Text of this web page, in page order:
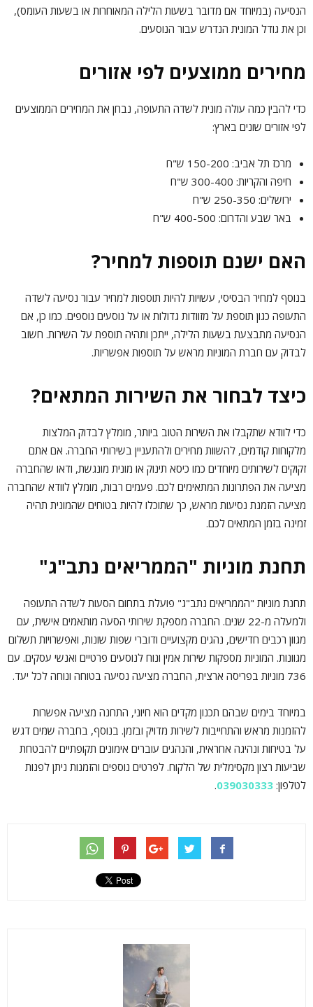
הנסיעה (במיוחד אם מדובר בשעות הלילה המאוחרות או בשעות העומס),
וכן את גודל המונית הנדרש עבור הנוסעים.
מחירים ממוצעים לפי אזורים
כדי להבין כמה עולה מונית לשדה התעופה, נבחן את המחירים הממוצעים
לפי אזורים שונים בארץ:
מרכז תל אביב: 150-200 ש"ח
חיפה והקריות: 300-400 ש"ח
ירושלים: 250-350 ש"ח
באר שבע והדרום: 400-500 ש"ח
האם ישנם תוספות למחיר?
בנוסף למחיר הבסיסי, עשויות להיות תוספות למחיר עבור נסיעה לשדה
התעופה כגון תוספת על מזוודות גדולות או על נוסעים נוספים. כמו כן, אם
הנסיעה מתבצעת בשעות הלילה, ייתכן ותהיה תוספת על השירות. חשוב
לבדוק עם חברת המוניות מראש על תוספות אפשריות.
כיצד לבחור את השירות המתאים?
כדי לוודא שתקבלו את השירות הטוב ביותר, מומלץ לבדוק המלצות
מלקוחות קודמים, להשוות מחירים ולהתעניין בשירותי החברה. אם אתם
זקוקים לשירותים מיוחדים כמו כיסא תינוק או מונית מונגשת, ודאו שהחברה
מציעה את הפתרונות המתאימים לכם. פעמים רבות, מומלץ לוודא שהחברה
מציעה הזמנת נסיעות מראש, כך שתוכלו להיות בטוחים שהמונית תהיה
זמינה בזמן המתאים לכם.
תחנת מוניות "הממריאים נתב"ג"
תחנת מוניות "הממריאים נתב"ג" פועלת בתחום הסעות לשדה התעופה
ולמעלה מ-22 שנים. החברה מספקת שירותי הסעה מותאמים אישית, עם
מגוון רכבים חדישים, נהגים מקצועיים ודוברי שפות שונות, ואפשרויות תשלום
מגוונות. המוניות מספקות שירות אמין ונוח לנוסעים פרטיים ואנשי עסקים. עם
736 מוניות בפריסה ארצית, החברה מציעה נסיעה בטוחה ונוחה לכל יעד.
במיוחד בימים שבהם תכנון מקדים הוא חיוני, התחנה מציעה אפשרות
להזמנות מראש והתחייבות לשירות מדויק ובזמן. בנוסף, בחברה שמים דגש
על בטיחות ונהיגה אחראית, והנהגים עוברים אימונים תקופתיים להבטחת
שביעות רצון מקסימלית של הלקוח. לפרטים נוספים והזמנות ניתן לפנות
לטלפון: 039030333
.